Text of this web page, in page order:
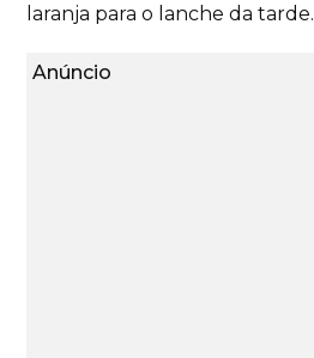
laranja para o lanche da tarde.
Anúncio